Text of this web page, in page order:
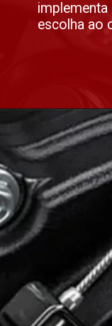
escolha ao
Opening